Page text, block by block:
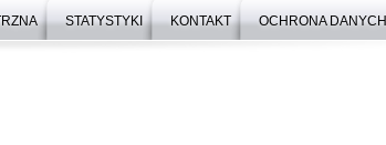
STATYSTYKI KONTAKT OCHRONA DANYCH